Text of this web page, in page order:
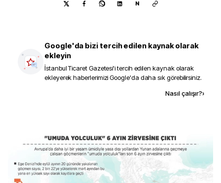
N
Google'da bizi tercih edilen kaynak olarak
ekleyin
İstanbul Ticaret Gazetesi'i tercih edilen kaynak olarak
ekleyerek haberlerimizi Google'da daha sık görebilirsiniz.
Nasıl çalışır?›